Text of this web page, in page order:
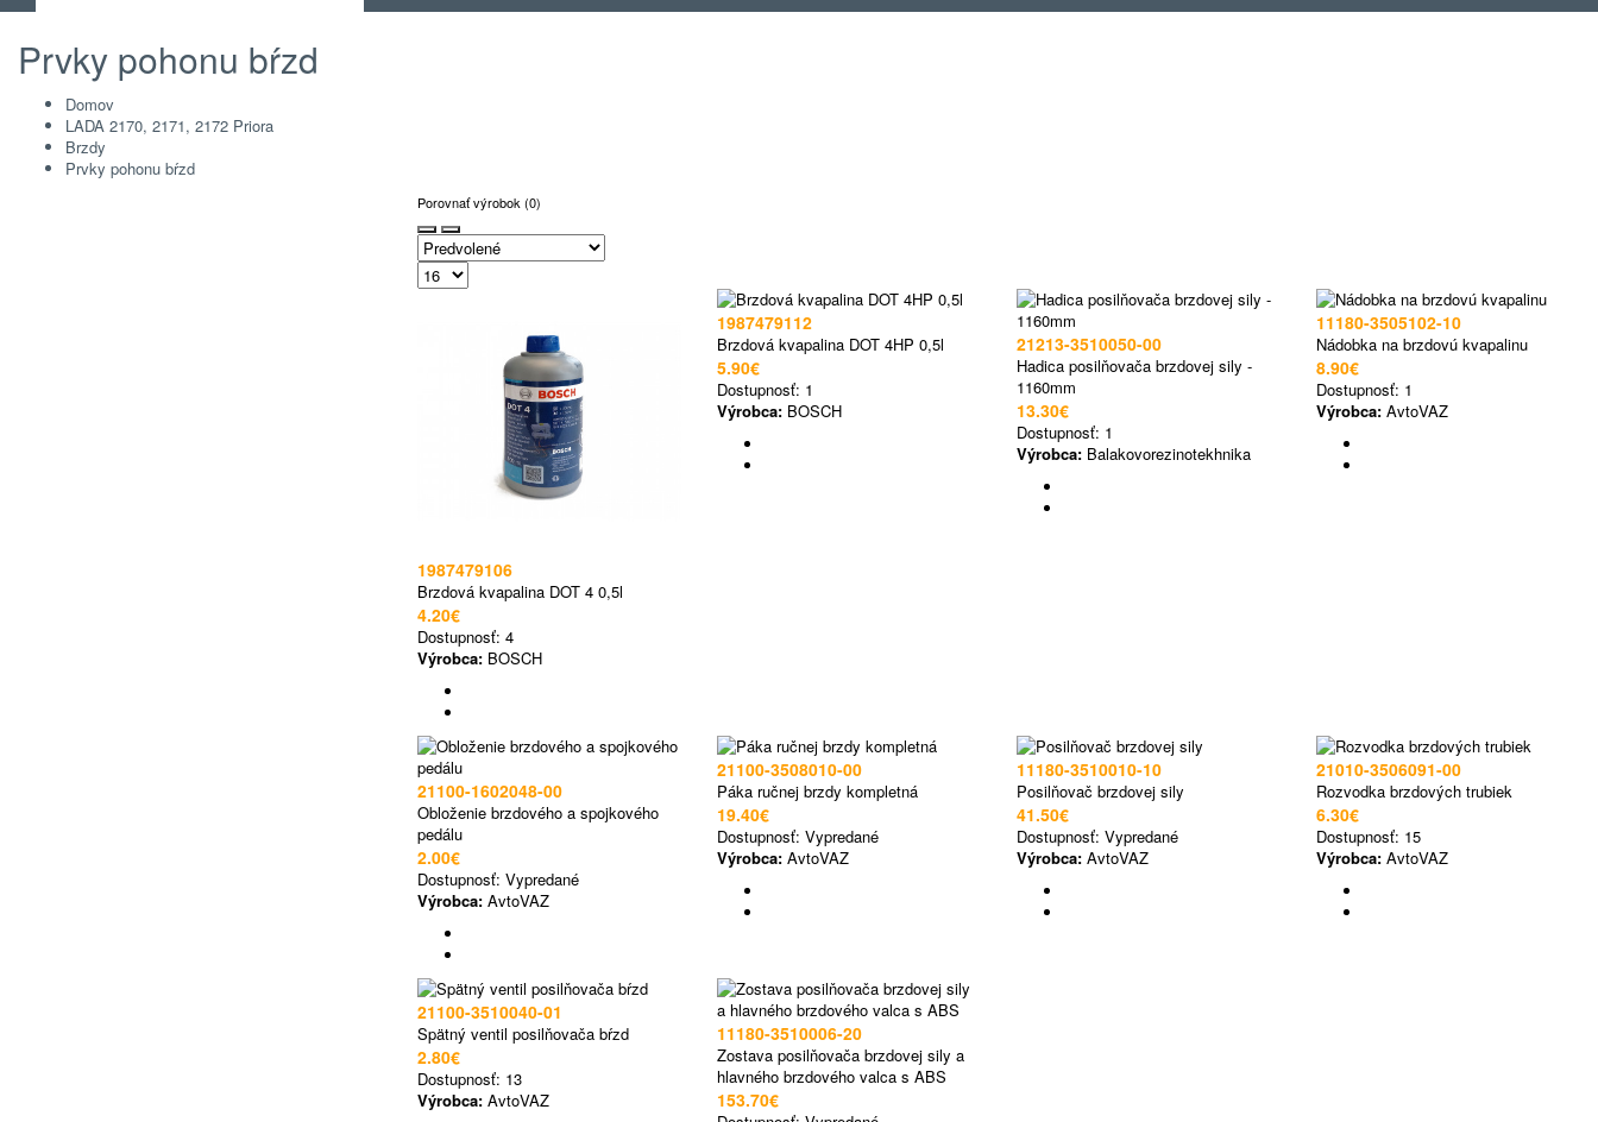
Prvky pohonu bŕzd
Domov
LADA 2170, 2171, 2172 Priora
Brzdy
Prvky pohonu bŕzd
Porovnať výrobok (0)
1987479106
Brzdová kvapalina DOT 4 0,5l
4.20€
Dostupnosť: 4
Výrobca: BOSCH
1987479112
Brzdová kvapalina DOT 4HP 0,5l
5.90€
Dostupnosť: 1
Výrobca: BOSCH
21213-3510050-00
Hadica posilňovača brzdovej sily -
1160mm
13.30€
Dostupnosť: 1
Výrobca: Balakovorezinotekhnika
11180-3505102-10
Nádobka na brzdovú kvapalinu
8.90€
Dostupnosť: 1
Výrobca: AvtoVAZ
21100-1602048-00
Obloženie brzdového a spojkového
pedálu
2.00€
Dostupnosť: Vypredané
Výrobca: AvtoVAZ
21100-3508010-00
Páka ručnej brzdy kompletná
19.40€
Dostupnosť: Vypredané
Výrobca: AvtoVAZ
11180-3510010-10
Posilňovač brzdovej sily
41.50€
Dostupnosť: Vypredané
Výrobca: AvtoVAZ
21010-3506091-00
Rozvodka brzdových trubiek
6.30€
Dostupnosť: 15
Výrobca: AvtoVAZ
21100-3510040-01
Spätný ventil posilňovača bŕzd
2.80€
Dostupnosť: 13
Výrobca: AvtoVAZ
11180-3510006-20
Zostava posilňovača brzdovej sily a
hlavného brzdového valca s ABS
153.70€